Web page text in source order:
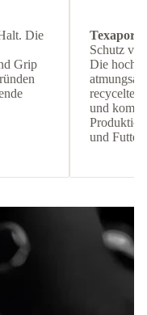
Die
Grip
Texapore
Schutz
Die hoch
recycelten
und
und Futter